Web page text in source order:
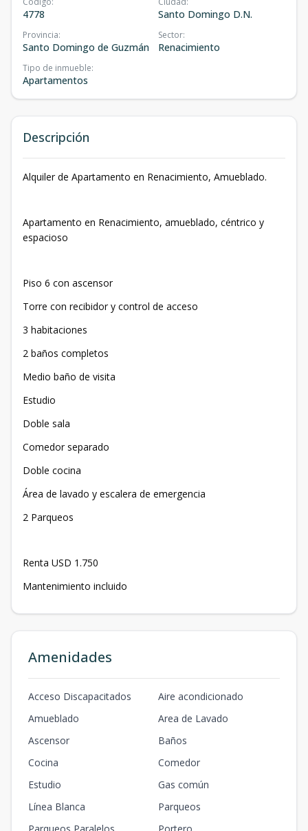
4778 Santo Domingo D.N.
Provincia:
Santo Domingo de Guzmán
Sector:
Renacimiento
Tipo de inmueble:
Apartamentos
Descripción
Alquiler de Apartamento en Renacimiento, Amueblado.
Apartamento en Renacimiento, amueblado, céntrico y
espacioso
Piso 6 con ascensor
Torre con recibidor y control de acceso
3 habitaciones
2 baños completos
Medio baño de visita
Estudio
Doble sala
Comedor separado
Doble cocina
Área de lavado y escalera de emergencia
2 Parqueos
Renta USD 1.750
Mantenimiento incluido
Amenidades
Acceso Discapacitados
Aire acondicionado
Amueblado
Area de Lavado
Ascensor
Baños
Cocina
Comedor
Estudio
Gas común
Línea Blanca
Parqueos